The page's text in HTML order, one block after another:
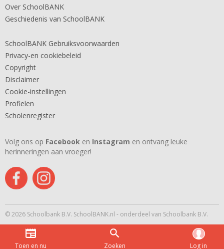
Over SchoolBANK
Geschiedenis van SchoolBANK
SchoolBANK Gebruiksvoorwaarden
Privacy-en cookiebeleid
Copyright
Disclaimer
Cookie-instellingen
Profielen
Scholenregister
Volg ons op Facebook en Instagram en ontvang leuke
herinneringen aan vroeger!
© 2026 Schoolbank B.V. SchoolBANK.nl - onderdeel van Schoolbank B.V.
Toen en nu Zoeken Log in